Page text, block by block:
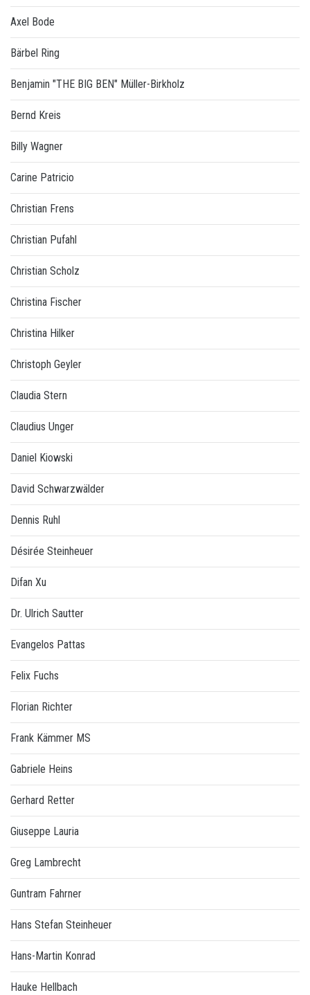
Axel Bode
Bärbel Ring
Benjamin "THE BIG BEN" Müller-Birkholz
Bernd Kreis
Billy Wagner
Carine Patricio
Christian Frens
Christian Pufahl
Christian Scholz
Christina Fischer
Christina Hilker
Christoph Geyler
Claudia Stern
Claudius Unger
Daniel Kiowski
David Schwarzwälder
Dennis Ruhl
Désirée Steinheuer
Difan Xu
Dr. Ulrich Sautter
Evangelos Pattas
Felix Fuchs
Florian Richter
Frank Kämmer MS
Gabriele Heins
Gerhard Retter
Giuseppe Lauria
Greg Lambrecht
Guntram Fahrner
Hans Stefan Steinheuer
Hans-Martin Konrad
Hauke Hellbach